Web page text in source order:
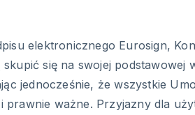
elektronicznego Eurosign,
się na swojej podstawowej
jednocześnie, że wszystkie
prawnie ważne. Przyjazny dla